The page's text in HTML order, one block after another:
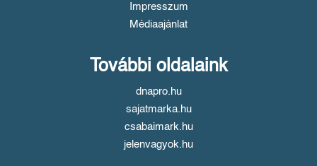
Impresszum
Médiaajánlat
További oldalaink
dnapro.hu
sajatmarka.hu
csabaimark.hu
jelenvagyok.hu